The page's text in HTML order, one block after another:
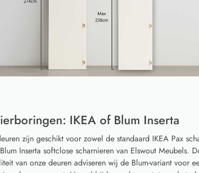
IKEA of Blum Inserta
zijn geschikt voor zowel de standaard IKEA Pax
Inserta softclose scharnieren van Elswout Meubels.
van onze deuren adviseren wij de Blum-variant voor